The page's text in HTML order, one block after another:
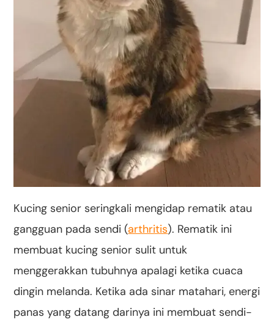
Kucing senior seringkali mengidap rematik atau
gangguan pada sendi (arthritis). Rematik ini
membuat kucing senior sulit untuk
menggerakkan tubuhnya apalagi ketika cuaca
dingin melanda. Ketika ada sinar matahari, energi
panas yang datang darinya ini membuat sendi-